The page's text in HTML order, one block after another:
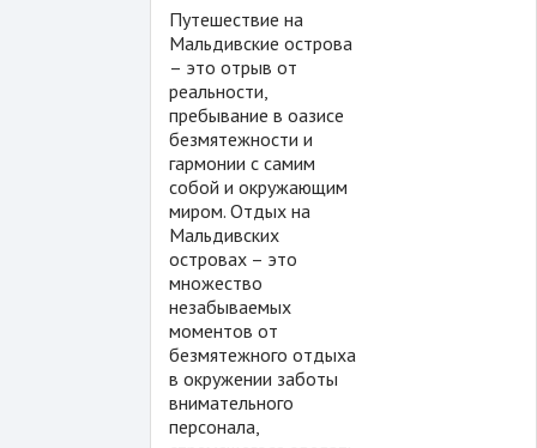
Путешествие на
Мальдивские острова
– это отрыв от
реальности,
пребывание в оазисе
безмятежности и
гармонии с самим
собой и окружающим
миром. Отдых на
Мальдивских
островах – это
множество
незабываемых
моментов от
безмятежного отдыха
в окружении заботы
внимательного
персонала,